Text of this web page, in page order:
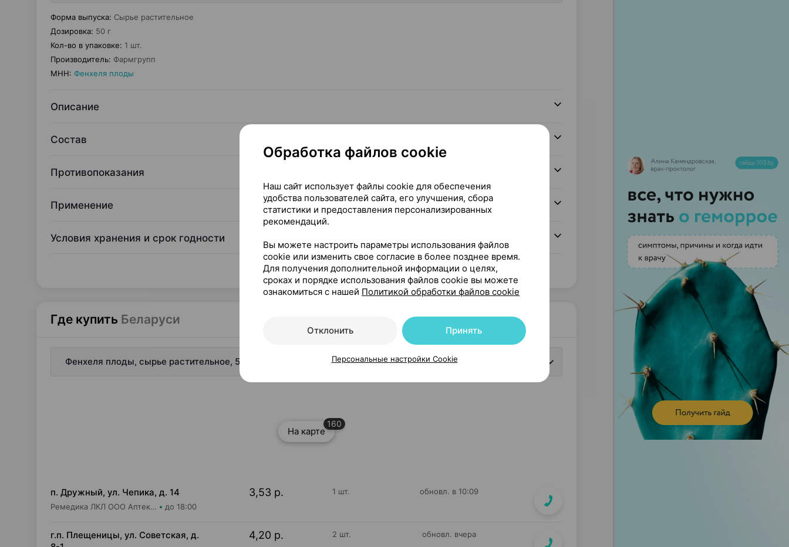
Форма выпуска: Сырье растительное
Дозировка: 50 г
Кол-во в упаковке: 1 шт.
Производитель: Фармгрупп
МНН: Фенхеля плоды
Описание
Состав
Противопоказания
Применение
Условия хранения и срок годности
Читать полностью
Где купить Беларуси
Фенхеля плоды, сырье растительное, 50 г ×1, Фармгрупп Россия
На карте
160
п. Дружный, ул. Чепика, д. 14
Ремедика ЛКЛ ООО Аптека №9 до 18:00
3,53 р. 1 шт. обновл. в 10:09
г.п. Плещеницы, ул. Советская, д.
4,20 р. 2 шт. обновл. вчера
Обработка файлов cookie
Наш сайт использует файлы cookie для обеспечения
удобства пользователей сайта, его улучшения, сбора
статистики и предоставления персонализированных
рекомендаций.
Вы можете настроить параметры использования файлов
cookie или изменить свое согласие в более позднее время.
Для получения дополнительной информации о целях,
сроках и порядке использования файлов cookie вы можете
ознакомиться с нашей Политикой обработки файлов cookie
Отклонить Принять
Персональные настройки Cookie